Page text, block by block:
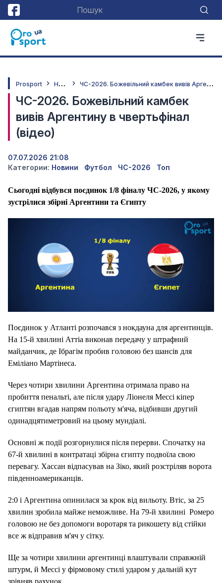
Prosport Н
овини Ч
С-2026. Божевільний камбек вивів Аргентину в чвертьфінал (відео)
ЧС-2026. Божевільний камбек
вивів Аргентину в чвертьфінал
(відео)
07.07.2026 21:08
Категории: Новини Футбол ЧС-2026 Топ
Сьогодні відбувся поєдинок 1/8 фіналу ЧС-2026, у якому
зустрілися збірні Аргентини та Єгипту
Поєдинок у Атланті розпочався з нокдауна для аргентинців.
На 15-й хвилині Аттіа виконав передачу у штрафний
майданчик, де Ібрагім пробив головою без шансів для
Еміліано Мартінеса.
Через чотири хвилини Аргентина отримала право на
пробиття пенальті, але після удару Ліонеля Мессі кіпер
єгиптян вгадав напрям польоту м'яча, відбивши другий
одинадцятиметровий на цьому мундіалі.
Основні ж події розгорнулися після перерви. Спочатку на
67-й хвилині в контратаці збірна єгипту подвоїла свою
перевагу. Хассан відпасував на Зіко, який розстріляв ворота
південноамериканців.
2:0 і Аргентина опинилася за крок від вильоту. Втіс, за 25
хвилин зробила майже неможливе. На 79-й хвилині Ромеро
головою не без допомоги воротаря та рикошету від стійки
все ж відправив м'яч у сітку.
Ще за чотири хвилини аргентинці влаштували справжній
штурм, й Мессі у фірмовому стилі ударом у дальній кут
зрівняв рахунок.